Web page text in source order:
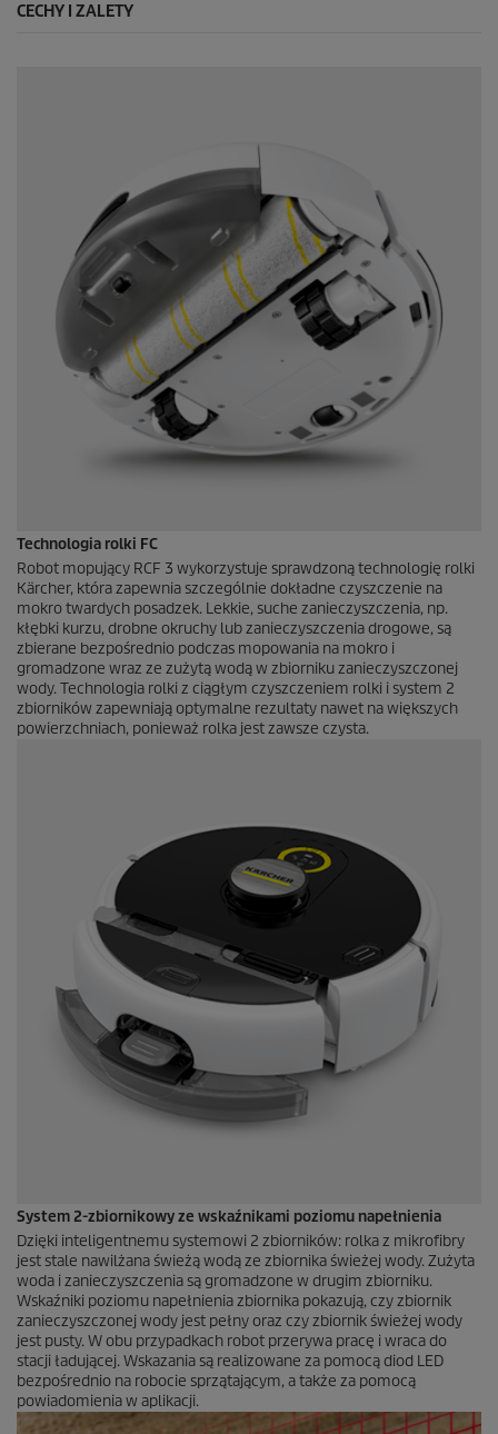
CECHY I ZALETY
Technologia rolki FC
Robot mopujący RCF 3 wykorzystuje sprawdzoną technologię rolki
Kärcher, która zapewnia szczególnie dokładne czyszczenie na
mokro twardych posadzek. Lekkie, suche zanieczyszczenia, np.
kłębki kurzu, drobne okruchy lub zanieczyszczenia drogowe, są
zbierane bezpośrednio podczas mopowania na mokro i
gromadzone wraz ze zużytą wodą w zbiorniku zanieczyszczonej
wody. Technologia rolki z ciągłym czyszczeniem rolki i system 2
zbiorników zapewniają optymalne rezultaty nawet na większych
powierzchniach, ponieważ rolka jest zawsze czysta.
System 2-zbiornikowy ze wskaźnikami poziomu napełnienia
Dzięki inteligentnemu systemowi 2 zbiorników: rolka z mikrofibry
jest stale nawilżana świeżą wodą ze zbiornika świeżej wody. Zużyta
woda i zanieczyszczenia są gromadzone w drugim zbiorniku.
Wskaźniki poziomu napełnienia zbiornika pokazują, czy zbiornik
zanieczyszczonej wody jest pełny oraz czy zbiornik świeżej wody
jest pusty. W obu przypadkach robot przerywa pracę i wraca do
stacji ładującej. Wskazania są realizowane za pomocą diod LED
bezpośrednio na robocie sprzątającym, a także za pomocą
powiadomienia w aplikacji.